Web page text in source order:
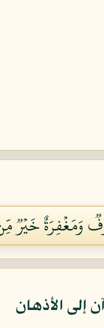
خَيۡرٞ مِّن
إلى الأذهان